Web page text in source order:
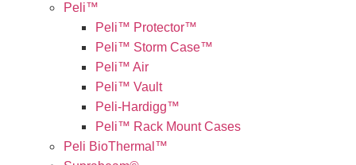
Peli™
Peli™ Protector™
Peli™ Storm Case™
Peli™ Air
Peli™ Vault
Peli-Hardigg™
Peli™ Rack Mount Cases
Peli BioThermal™